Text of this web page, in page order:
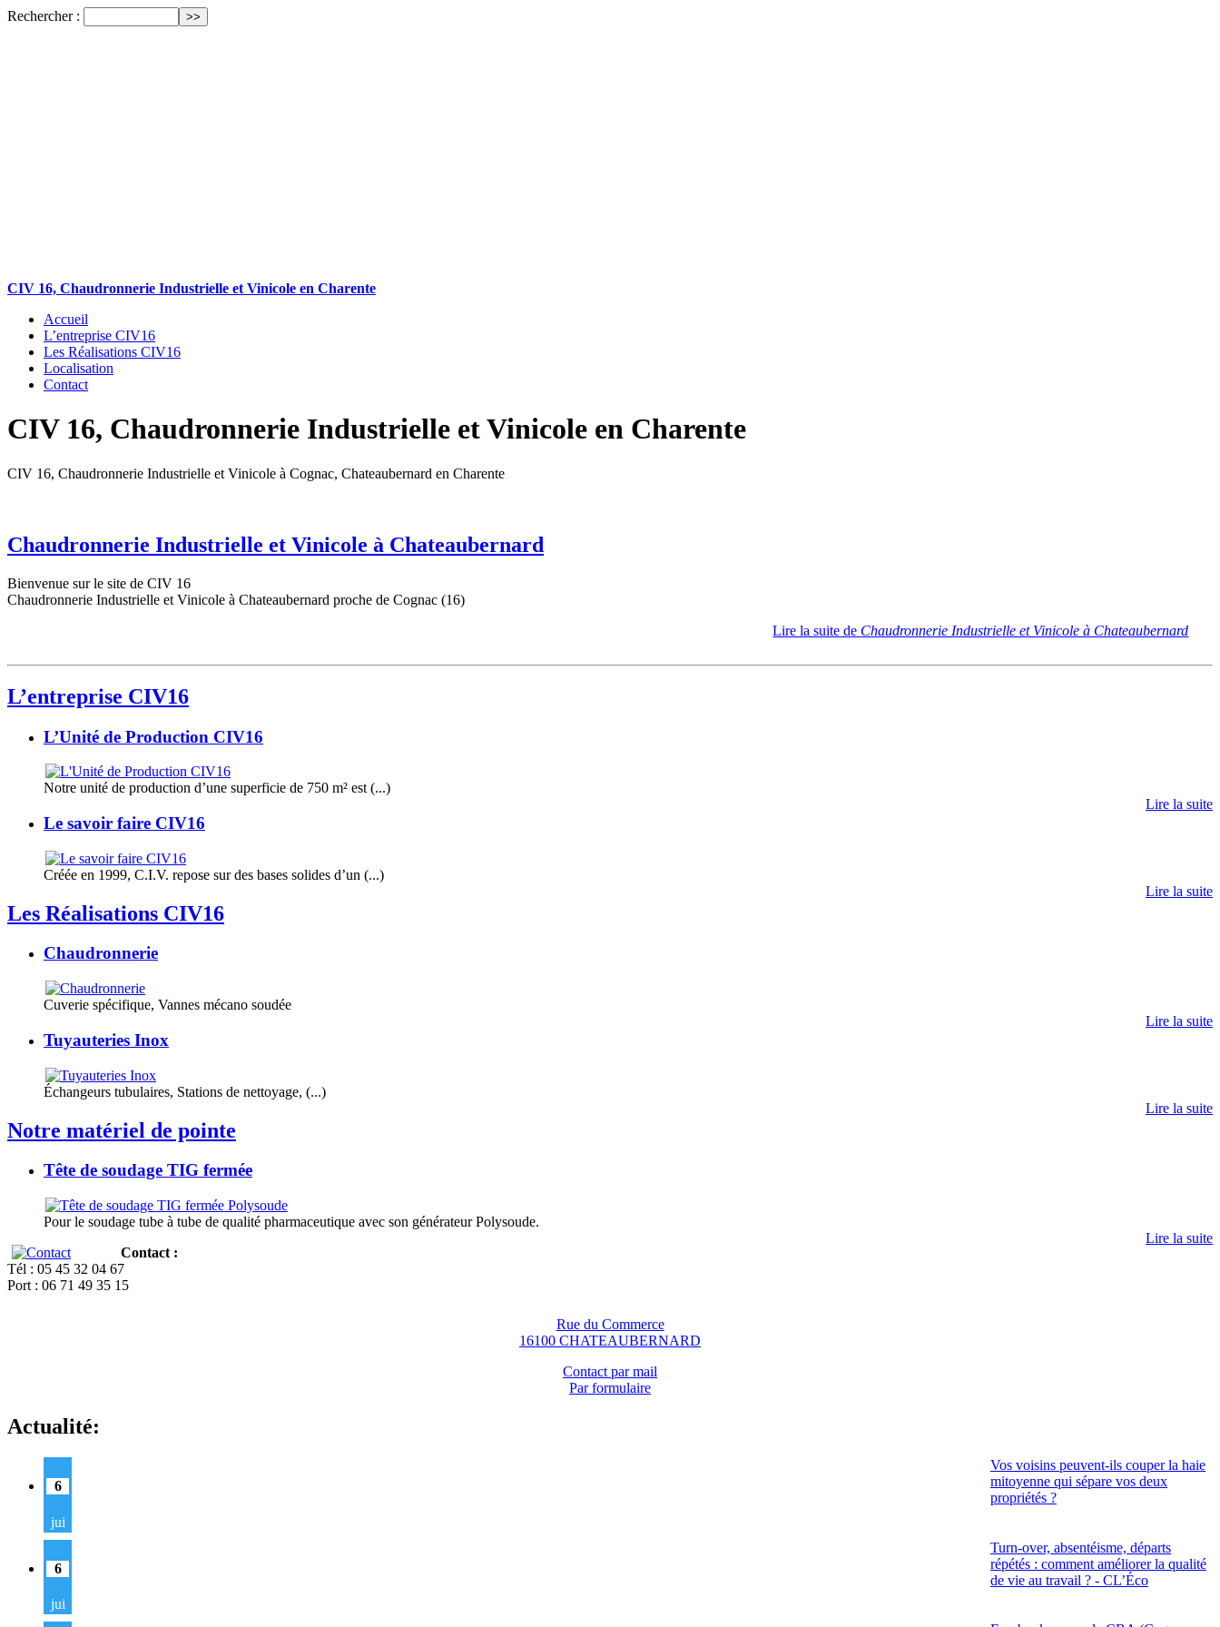
Rechercher :
CIV 16, Chaudronnerie Industrielle et Vinicole en Charente
Accueil
L’entreprise CIV16
Les Réalisations CIV16
Localisation
Contact
CIV 16, Chaudronnerie Industrielle et Vinicole en Charente
CIV 16, Chaudronnerie Industrielle et Vinicole à Cognac, Chateaubernard en Charente
Chaudronnerie Industrielle et Vinicole à Chateaubernard
Bienvenue sur le site de CIV 16
Chaudronnerie Industrielle et Vinicole à Chateaubernard proche de Cognac (16)
Lire la suite de Chaudronnerie Industrielle et Vinicole à Chateaubernard
L’entreprise CIV16
L’Unité de Production CIV16
Notre unité de production d’une superficie de 750 m² est (...)
Lire la suite
Le savoir faire CIV16
Créée en 1999, C.I.V. repose sur des bases solides d’un (...)
Lire la suite
Les Réalisations CIV16
Chaudronnerie
Cuverie spécifique, Vannes mécano soudée
Lire la suite
Tuyauteries Inox
Échangeurs tubulaires, Stations de nettoyage, (...)
Lire la suite
Notre matériel de pointe
Tête de soudage TIG fermée
Pour le soudage tube à tube de qualité pharmaceutique avec son générateur Polysoude.
Lire la suite
Contact :
Tél : 05 45 32 04 67
Port : 06 71 49 35 15
Rue du Commerce
16100 CHATEAUBERNARD
Contact par mail
Par formulaire
Actualité:
Vos voisins peuvent-ils couper la haie
mitoyenne qui sépare vos deux
propriétés ?
6
jui
Turn-over, absentéisme, départs
répétés : comment améliorer la qualité
de vie au travail ? - CL’Éco
6
jui